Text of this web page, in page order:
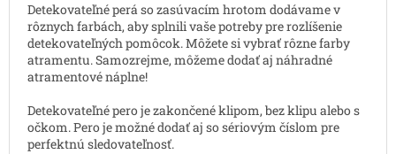
Detekovateľné perá so zasúvacím hrotom dodávame v
rôznych farbách, aby splnili vaše potreby pre rozlíšenie
detekovateľných pomôcok. Môžete si vybrať rôzne farby
atramentu. Samozrejme, môžeme dodať aj náhradné
atramentové náplne!
Detekovateľné pero je zakončené klipom, bez klipu alebo s
očkom. Pero je možné dodať aj so sériovým číslom pre
perfektnú sledovateľnosť.